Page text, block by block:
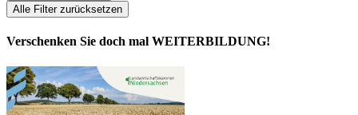
Alle Filter zurücksetzen
Verschenken Sie doch mal WEITERBILDUNG!